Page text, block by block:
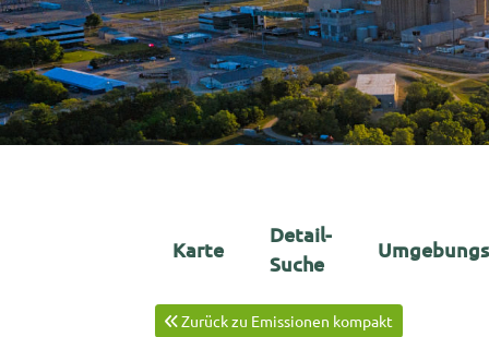
Karte
Detail-
Suche
Zurück zu Emissionen kompakt